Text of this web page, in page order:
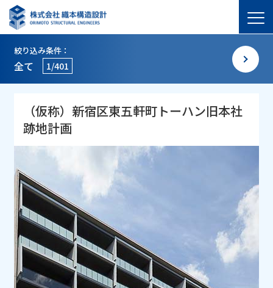
絞り込み条件：
全て 1/401
（仮称）新宿区東五軒町トーハン旧本社
跡地計画